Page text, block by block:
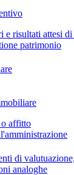
e risultati attesi
patrimonio
affitto
di
analoghe